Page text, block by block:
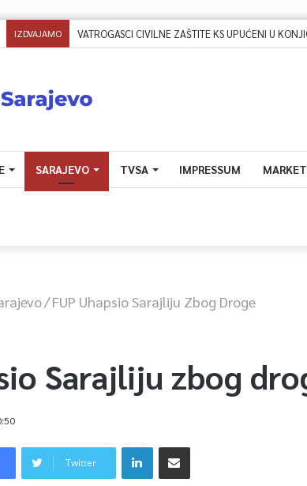
IZDVAJAMO
SARAJEVO TVSA IMPRESSUM
/FUP Uhapsio Sarajliju Zbog Droge
Sarajliju zbog
Twitter